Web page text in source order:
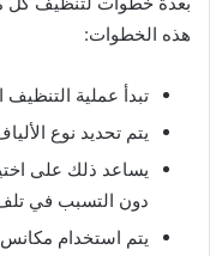
هذه الخطوات:
تبدأ عملية التنظيف
يتم تحديد نوع
يساعد ذلك على
دون التسبب في
يتم استخدام مكانس